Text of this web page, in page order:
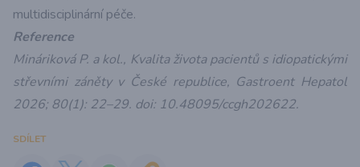
multidisciplinární péče.
Reference
Mináriková P. a kol., Kvalita života pacientů s idiopatickými
střevními záněty v České republice, Gastroent Hepatol
2026; 80(1): 22–29. doi: 10.48095/ccgh202622.
SDÍLET